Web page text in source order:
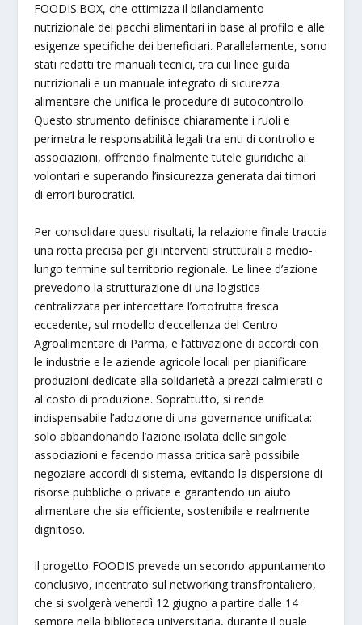
FOODIS.BOX, che ottimizza il bilanciamento
nutrizionale dei pacchi alimentari in base al profilo e alle
esigenze specifiche dei beneficiari. Parallelamente, sono
stati redatti tre manuali tecnici, tra cui linee guida
nutrizionali e un manuale integrato di sicurezza
alimentare che unifica le procedure di autocontrollo.
Questo strumento definisce chiaramente i ruoli e
perimetra le responsabilità legali tra enti di controllo e
associazioni, offrendo finalmente tutele giuridiche ai
volontari e superando l’insicurezza generata dai timori
di errori burocratici.
Per consolidare questi risultati, la relazione finale traccia
una rotta precisa per gli interventi strutturali a medio-
lungo termine sul territorio regionale. Le linee d’azione
prevedono la strutturazione di una logistica
centralizzata per intercettare l’ortofrutta fresca
eccedente, sul modello d’eccellenza del Centro
Agroalimentare di Parma, e l’attivazione di accordi con
le industrie e le aziende agricole locali per pianificare
produzioni dedicate alla solidarietà a prezzi calmierati o
al costo di produzione. Soprattutto, si rende
indispensabile l’adozione di una governance unificata:
solo abbandonando l’azione isolata delle singole
associazioni e facendo massa critica sarà possibile
negoziare accordi di sistema, evitando la dispersione di
risorse pubbliche o private e garantendo un aiuto
alimentare che sia efficiente, sostenibile e realmente
dignitoso.
Il progetto FOODIS prevede un secondo appuntamento
conclusivo, incentrato sul networking transfrontaliero,
che si svolgerà venerdì 12 giugno a partire dalle 14
sempre nella biblioteca universitaria, durante il quale